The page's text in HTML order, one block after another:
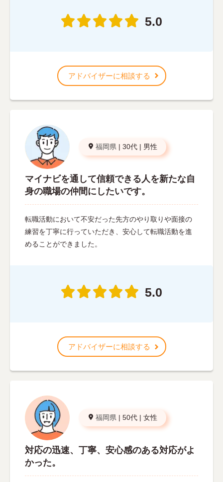
5.0
アドバイザーに相談する
福岡県 | 30代 | 男性
マイナビを通して信頼できる人を新たな自
身の職場の仲間にしたいです。
転職活動において不安だった先方のやり取りや面接の
練習を丁寧に行っていただき、安心して転職活動を進
めることができました。
5.0
アドバイザーに相談する
福岡県 | 50代 | 女性
対応の迅速、丁寧、安心感のある対応がよ
かった。